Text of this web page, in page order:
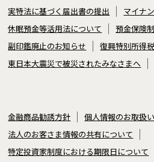
実特法に基づく届出書の提出
マイナ
休眠預金等活用法について
預金保険
副印鑑廃止のお知らせ
復興特別所得
東日本大震災で被災されたみなさまへ
金融商品勧誘方針
個人情報のお取扱
法人のお客さま情報の共有について
特定投資家制度における期限日について